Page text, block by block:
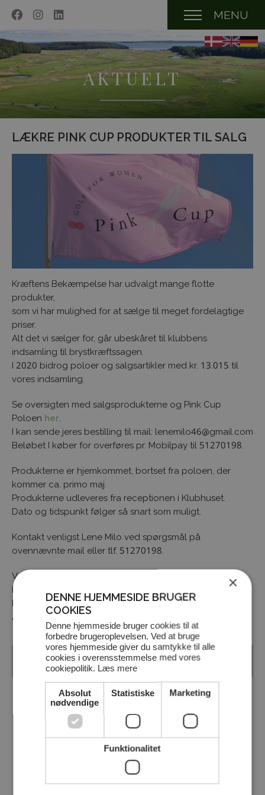
MENU
AKTUELT
LÆKRE PINK CUP PRODUKTER TIL SALG
Kræftens Bekæmpelse har udvalgt mange flotte
produkter,
som vi har mulighed for at sælge til meget fordelagtige
priser.
Alt det vi sælger for, går ubeskåret til klubbens
indsamling til brystkræftssagen.
I 2020 bidrog poloer og salgsartikler med kr. 13.015 til
vores indsamling.
Se oversigten med salgsprodukterne og Pink Cup
Poloen her.
I kan sende jeres bestilling til mail: lenemilo46@gmail.com
Beløbet I køber for overføres pr. Mobilpay til 51270198.
Produkterne er hjemkommet, bortset fra poloen, der
kommer ca. primo maj.
Produkterne udleveres fra receptionen i Klubhuset.
Dato og tidspunkt følger så snart som muligt.
Kontakt venligst Lene Milo ved spørgsmål på
ovennævnte mail eller tlf. 51270198.
Venligste hilsner
Pink Cup Udvalget
Lene Milo Tina Gammelby Helle Møller Lene Pedersen
Anna Marie Schøning Jytte Steffensen
Tilbage til oversigt
DEL NYHEDEN MED DIT NETVÆRK
×
DENNE HJEMMESIDE BRUGER
COOKIES
Denne hjemmeside bruger cookies til at
forbedre brugeroplevelsen. Ved at bruge
vores hjemmeside giver du samtykke til alle
cookies i overensstemmelse med vores
cookiepolitik. Læs mere
Absolut
nødvendige
Statistiske Marketing
Funktionalitet